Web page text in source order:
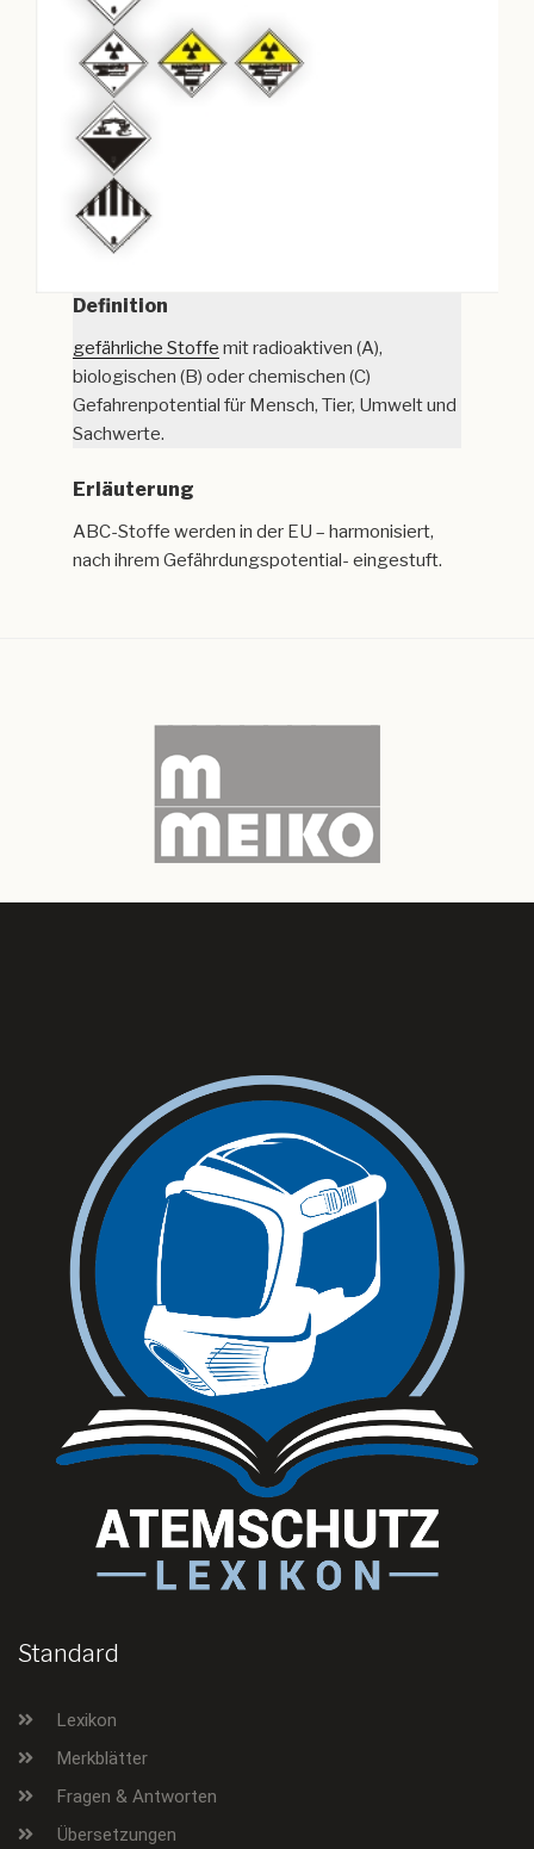
Definition
gefährliche Stoffe mit radioaktiven (A),
biologischen (B) oder chemischen (C)
Gefahrenpotential für Mensch, Tier, Umwelt und
Sachwerte.
Erläuterung
ABC-Stoffe werden in der EU – harmonisiert,
nach ihrem Gefährdungspotential- eingestuft.
Standard
Lexikon
Merkblätter
Fragen & Antworten
Übersetzungen